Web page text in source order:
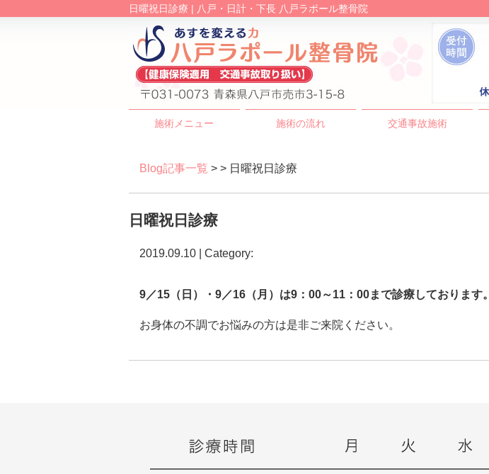
日曜祝日診療 | 八戸・日計・下長 八戸ラポール整骨院
施術メニュー 施術の流れ 交通事故施術
Blog記事一覧 > > 日曜祝日診療
日曜祝日診療
2019.09.10 | Category:
9／15（日）・9／16（月）は9：00～11：00まで診療しております。
お身体の不調でお悩みの方は是非ご来院ください。